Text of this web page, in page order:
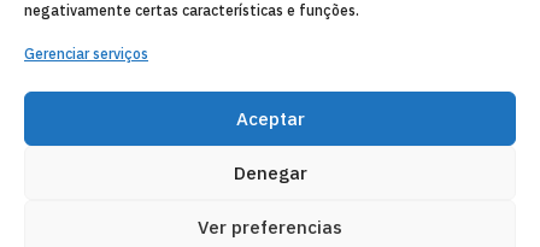
negativamente certas características e funções.
Gerenciar serviços
Aceptar
Denegar
Ver preferencias
ENTIDADES COLABORADORAS
CORREIO ELETRÔNICO